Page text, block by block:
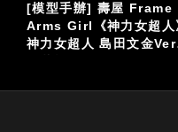
[日系玩具] Action Toys
「ACTION合金」系列
《百獸王》VOLTRON